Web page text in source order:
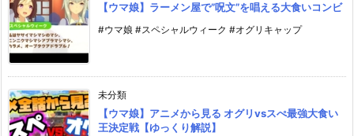
【ウマ娘】ラーメン屋で”呪文”を唱える大食いコンビ
#ウマ娘 #スペシャルウィーク #オグリキャップ
未分類
【ウマ娘】アニメから見る オグリvsスぺ最強大食い
王決定戦【ゆっくり解説】